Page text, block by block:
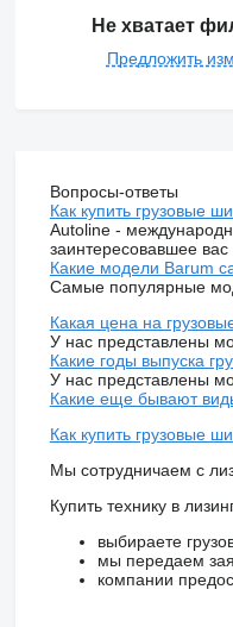
Не хватает
Предложить
Вопросы-ответы
Как купить грузовые
Autoline -
заинтересовавшее
Какие модели Barum
Самые популярные
Какая цена на
У нас представлены
Какие годы выпуска
У нас представлены
Какие еще бывают
Как купить грузовые
Мы сотрудничаем с
Купить технику в
выбираете
мы передаем
компании